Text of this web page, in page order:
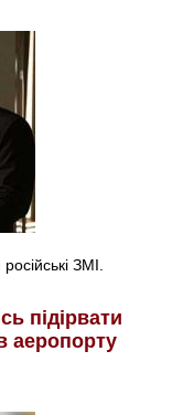
ЗМІ.
підірвати
аеропорту